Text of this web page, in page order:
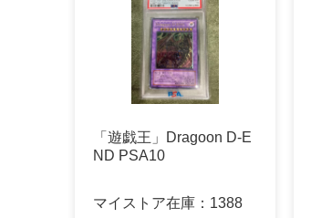
「遊戯王」Dragoon D-E
ND PSA10
マイストア在庫： 1388